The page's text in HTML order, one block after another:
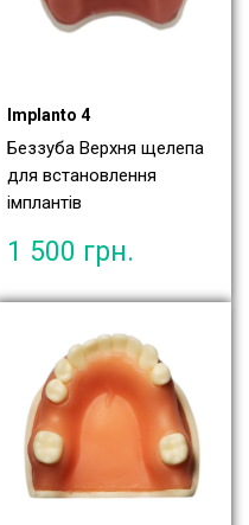
Implanto 4
Беззуба Верхня щелепа
для встановлення
імплантів
1 500 грн.